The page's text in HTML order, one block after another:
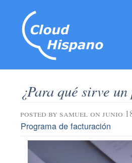
¿Para qué sirve
posted by samuel on junio
Programa de facturación